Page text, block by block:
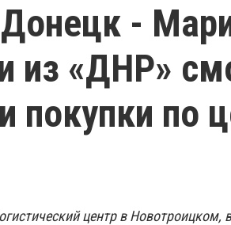
-
из «ДНР»
покупки по
центр в